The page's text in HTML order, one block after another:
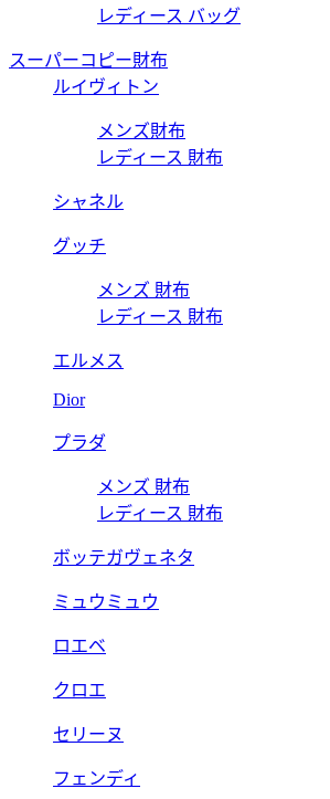
レディース バッグ
スーパーコピー財布
ルイヴィトン
メンズ財布
レディース 財布
シャネル
グッチ
メンズ 財布
レディース 財布
エルメス
Dior
プラダ
メンズ 財布
レディース 財布
ボッテガヴェネタ
ミュウミュウ
ロエベ
クロエ
セリーヌ
フェンディ